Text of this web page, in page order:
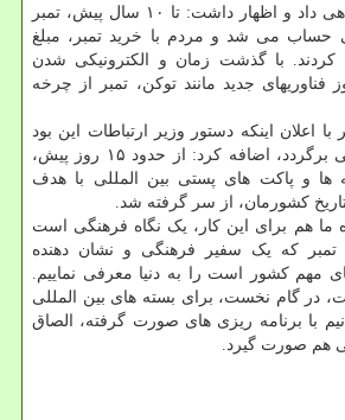
به مرسولات پستی آگاهی داد و اظهار داشت: تا ۱۰ سال پیش، تمبر
حساب می شد و مردم با خرید تمبر، مبلغ
با گذشت زمان و الکترونیکی شدن
فناوریهای جدید مانند توکن، تمبر از چرخه
اعلان اینکه دستور وزیر ارتباطات این بود
که تمبر به چرخه پستی برگردد، اضافه کرد: از حدود ۱۵ روز پیش،
ها و پاکت های پستی بین المللی با هدف
کشورمان، از سر گرفته شد.
ما هم برای این کار، یک نگاه فرهنگی است
تمبر که یک سفیر فرهنگی و نشان دهنده
مهم کشور است را به دنیا معرفی نماییم.
در گام نخست، برای بسته های بین المللی
با برنامه ریزی های صورت گرفته، الصاق
هم صورت گیرد.